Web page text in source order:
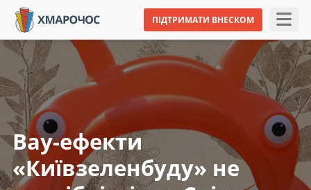
ПІДТРИМАТИ ВНЕСКОМ
Вау-ефекти
«Київзеленбуду» не